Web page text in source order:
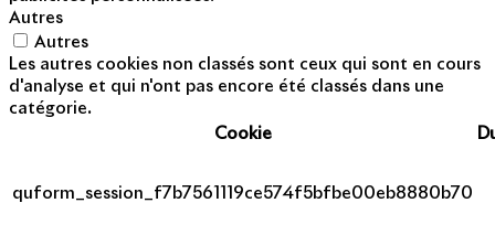
Autres
Autres
Les autres cookies non classés sont ceux qui sont en cours
d'analyse et qui n'ont pas encore été classés dans une
catégorie.
Cookie
quform_session_f7b7561119ce574f5bfbe00eb8880b70